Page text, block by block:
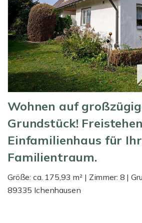
Wohnen auf
Grundstück!
Einfamilienhaus für
Familientraum.
Größe: ca. 175,93 m² | Zimmer: 8 |
89335 Ichenhausen